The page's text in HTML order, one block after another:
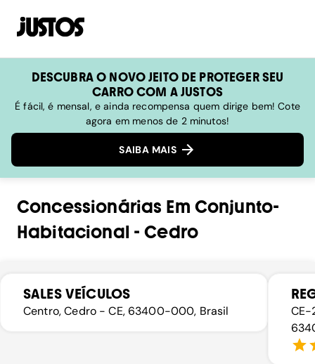
DESCUBRA O NOVO JEITO DE PROTEGER SEU
CARRO COM A JUSTOS
É fácil, é mensal, e ainda recompensa quem dirige bem! Cote
agora em menos de 2 minutos!
SAIBA MAIS
Concessionárias Em Conjunto-
Habitacional-Cedro
SALES VEÍCULOS
Centro, Cedro - CE, 63400-000, Brasil
CE-